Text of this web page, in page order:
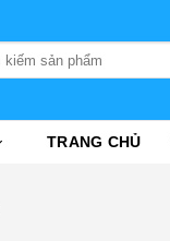
TRANG CHỦ